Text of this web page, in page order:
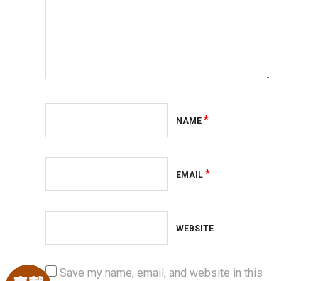
NAME *
EMAIL *
WEBSITE
Save my name, email, and website in this